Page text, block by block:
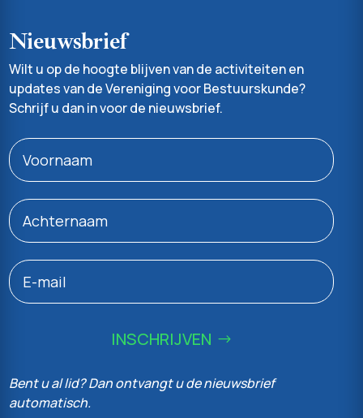
Nieuwsbrief
Wilt u op de hoogte blijven van de activiteiten en
updates van de Vereniging voor Bestuurskunde?
Schrijf u dan in voor de nieuwsbrief.
INSCHRIJVEN
Bent u al lid? Dan ontvangt u de nieuwsbrief
automatisch.